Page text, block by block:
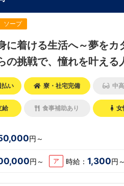
ソープ
に着ける生活へ～夢をカ
の挑戦で、憧れを叶える
払い 寮・社宅完備 中
給 食事補助あり 女
円～
円～ ア 時給：1,300円～